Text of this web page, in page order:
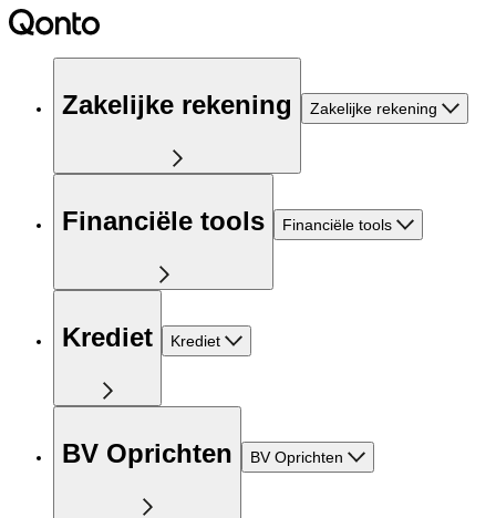
Zakelijke rekening Zakelijke rekening
Financiële tools Financiële tools
Krediet Krediet
BV Oprichten BV Oprichten